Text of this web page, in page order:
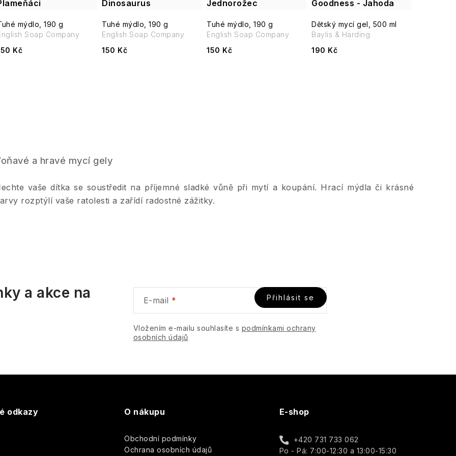
mýdlo, 190 g
Kč
Soap Company
Dinosaurus
Tuhé mýdlo, 190 g
150 Kč
English Soap Company
Jednorožec
Tuhé mýdlo, 190 g
150 Kč
English Soap Company
Goodness - Jahoda
Dětský mycí gel, 500 ml
190 Kč
Baylis & Harding
a hravé mycí gely
vaše dítka se soustředit na příjemné sladké vůně při mytí a koupání. Hrací mýdla či krásné
rozptýlí vaše ratolesti a zařídí radostné zážitky.
a akce na
E-mail
Vložením e-mailu souhlasíte s podmínkami ochrany
osobních údajů
Přihlásit se
odkazy O nákupu
Obchodní podmínky
Ochrana osobních údajů
E-shop
+420 731 733 062
Po - Pá: 7:00-12:30 a 13:00-15:30